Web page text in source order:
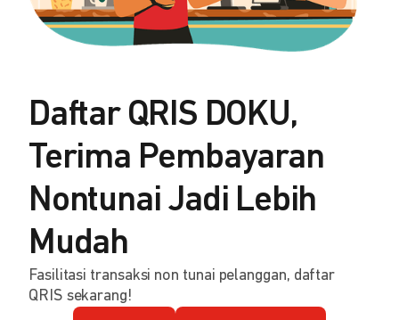
Daftar QRIS DOKU,
Terima Pembayaran
Nontunai Jadi Lebih
Mudah
Fasilitasi transaksi non tunai pelanggan, daftar
QRIS sekarang!